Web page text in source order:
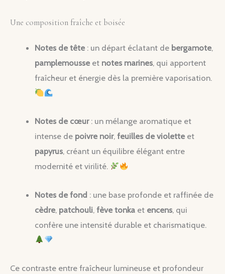
Une composition fraîche et boisée
Notes de tête : un départ éclatant de bergamote,
pamplemousse et notes marines, qui apportent
fraîcheur et énergie dès la première vaporisation.
Notes de cœur: un mélange aromatique et
intense de poivre noir,feuilles de violette et
papyrus, créant un équilibre élégant entre
modernité et virilité.
Notes de fond : une base profonde et raffinée de
cèdre, patchouli,fève tonka et encens, qui
confère une intensité durable et charismatique.
Ce contraste entre fraîcheur lumineuse et profondeur